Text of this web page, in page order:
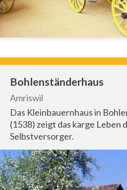
Bohlenständerhaus
Amriswil
Das Kleinbauernhaus in
(1538) zeigt das karge Leben
Selbstversorger.